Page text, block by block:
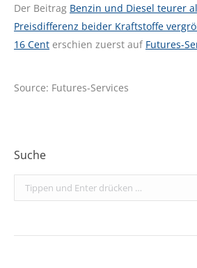
Der Beitrag Benzin und Diesel teurer
Preisdifferenz beider Kraftstoffe
16 Cent erschien zuerst auf Futures-
Source: Futures-Services
Suche
Search: